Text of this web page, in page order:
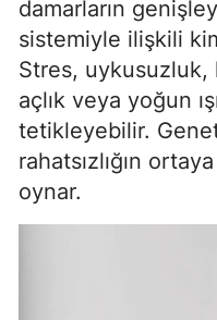
damarların
sistemiyle ilişkili
Stres,
açlık veya yoğun
tetikleyebilir.
rahatsızlığın
oynar.